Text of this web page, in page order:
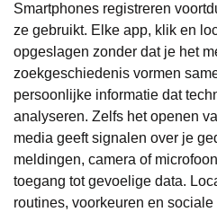
Smartphones registreren
ze gebruikt. Elke app, klik en
opgeslagen zonder dat je het
zoekgeschiedenis vormen
persoonlijke informatie dat
analyseren. Zelfs het openen
media geeft signalen over je
meldingen, camera of
toegang tot gevoelige data.
routines, voorkeuren en